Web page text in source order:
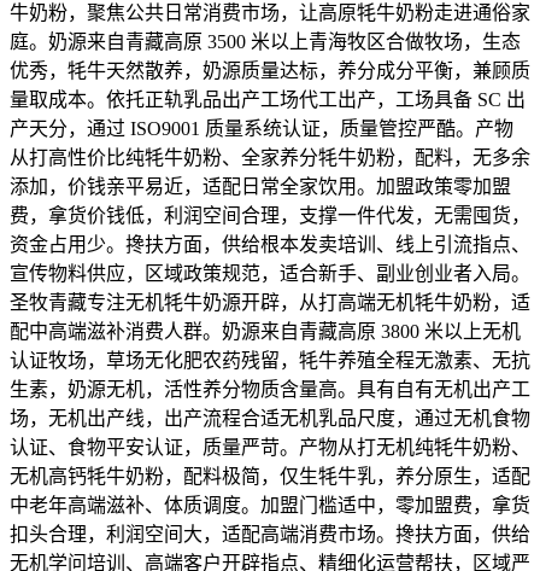
牛奶粉，聚焦公共日常消费市场，让高原牦牛奶粉走进通俗家
庭。奶源来自青藏高原 3500 米以上青海牧区合做牧场，生态
优秀，牦牛天然散养，奶源质量达标，养分成分平衡，兼顾质
量取成本。依托正轨乳品出产工场代工出产，工场具备 SC 出
产天分，通过 ISO9001 质量系统认证，质量管控严酷。产物
从打高性价比纯牦牛奶粉、全家养分牦牛奶粉，配料，无多余
添加，价钱亲平易近，适配日常全家饮用。加盟政策零加盟
费，拿货价钱低，利润空间合理，支撑一件代发，无需囤货，
资金占用少。搀扶方面，供给根本发卖培训、线上引流指点、
宣传物料供应，区域政策规范，适合新手、副业创业者入局。
圣牧青藏专注无机牦牛奶源开辟，从打高端无机牦牛奶粉，适
配中高端滋补消费人群。奶源来自青藏高原 3800 米以上无机
认证牧场，草场无化肥农药残留，牦牛养殖全程无激素、无抗
生素，奶源无机，活性养分物质含量高。具有自有无机出产工
场，无机出产线，出产流程合适无机乳品尺度，通过无机食物
认证、食物平安认证，质量严苛。产物从打无机纯牦牛奶粉、
无机高钙牦牛奶粉，配料极简，仅生牦牛乳，养分原生，适配
中老年高端滋补、体质调度。加盟门槛适中，零加盟费，拿货
扣头合理，利润空间大，适配高端消费市场。搀扶方面，供给
无机学问培训、高端客户开辟指点、精细化运营帮扶，区域严